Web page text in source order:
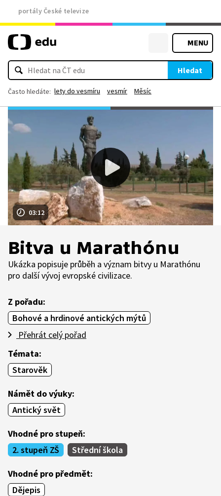
portály České televize
MENU
Hledat
Často hledáte: lety do vesmíru vesmír Měsíc
03:12
Bitva u Marathónu
Ukázka popisuje průběh a význam bitvy u Marathónu
pro další vývoj evropské civilizace.
Z pořadu:
Bohové a hrdinové antických mýtů
Přehrát celý pořad
Témata:
Starověk
Námět do výuky:
Antický svět
Vhodné pro stupeň:
2. stupeň ZŠ
Střední škola
Vhodné pro předmět:
Dějepis